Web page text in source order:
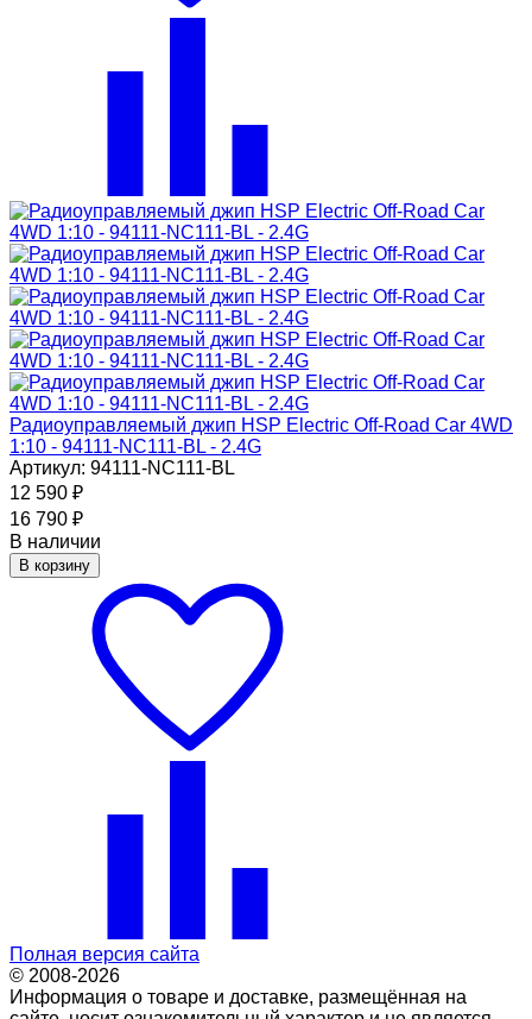
Радиоуправляемый джип HSP Electric Off-Road Car 4WD
1:10 - 94111-NC111-BL - 2.4G
Артикул: 94111-NC111-BL
12 590 ₽
16 790 ₽
В наличии
В корзину
Полная версия сайта
© 2008-2026
Информация о товаре и доставке, размещённая на